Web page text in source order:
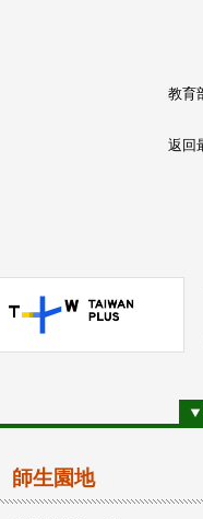
教育
返回
師生園地